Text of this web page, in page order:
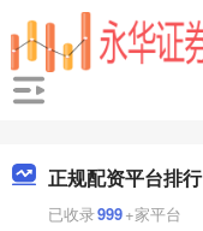
正规配资平台排行
已收录999+家平台